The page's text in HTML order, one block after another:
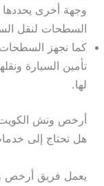
وجهة أخرى
السطحات لنقل
كما نجهز
تأمين السيارة
لها.
أرخص ونش
هل تحتاج إلى
يعمل فريق أرخص